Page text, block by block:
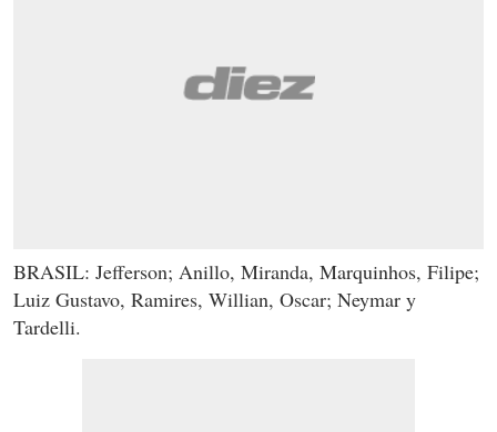
BRASIL: Jefferson; Anillo, Miranda, Marquinhos, Filipe;
Luiz Gustavo, Ramires, Willian, Oscar; Neymar y
Tardelli.